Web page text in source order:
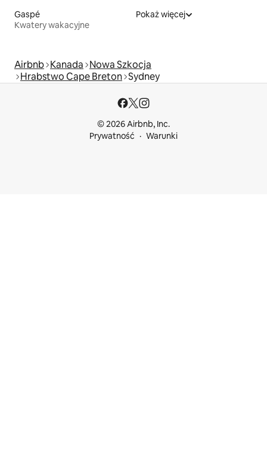
Gaspé
Kwatery wakacyjne
Pokaż więcej
Airbnb Kanada Nowa Szkocja
Hrabstwo Cape Breton Sydney
© 2026 Airbnb, Inc.
Prywatność
Warunki